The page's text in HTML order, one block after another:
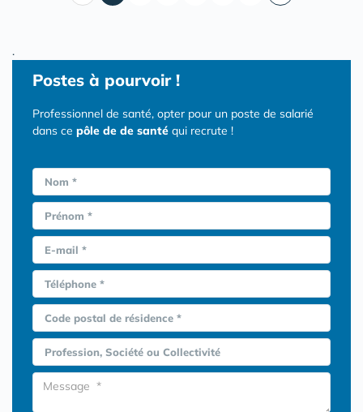
.
Postes à pourvoir !
Professionnel de santé, opter pour un poste de salarié
dans ce pôle de de santé qui recrute !
Nom *
Prénom *
E-mail *
Téléphone *
Code postal de résidence *
Profession, Société ou Collectivité